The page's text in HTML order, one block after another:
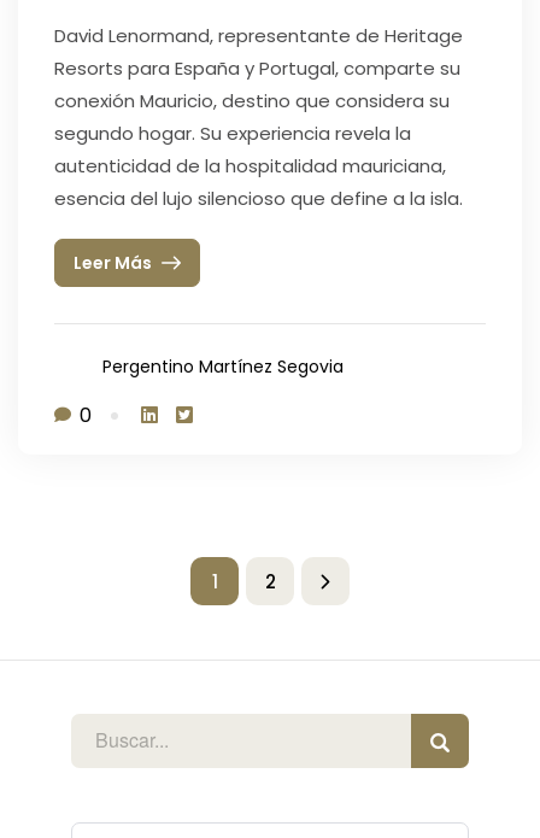
David Lenormand, representante de Heritage
Resorts para España y Portugal, comparte su
conexión Mauricio, destino que considera su
segundo hogar. Su experiencia revela la
autenticidad de la hospitalidad mauriciana,
esencia del lujo silencioso que define a la isla.
Leer Más
Pergentino Martínez Segovia
0
1 2